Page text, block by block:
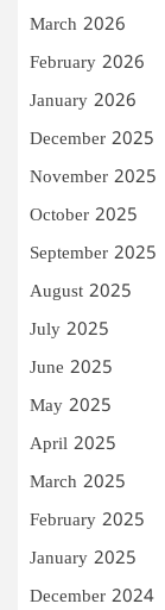
March 2026
February 2026
January 2026
December 2025
November 2025
October 2025
September 2025
August 2025
July 2025
June 2025
May 2025
April 2025
March 2025
February 2025
January 2025
December 2024